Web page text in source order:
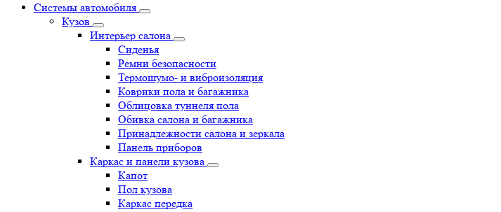
Системы автомобиля
Кузов
Интерьер салона
Сиденья
Ремни безопасности
Термошумо- и виброизоляция
Коврики пола и багажника
Облицовка туннеля пола
Обивка салона и багажника
Принадлежности салона и зеркала
Панель приборов
Каркас и панели кузова
Капот
Пол кузова
Каркас передка